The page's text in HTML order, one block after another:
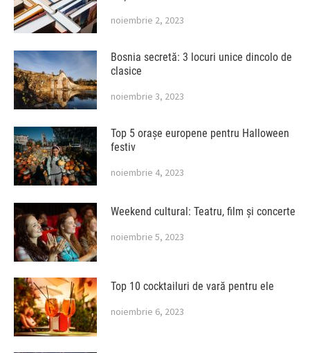
noiembrie 2, 2023
Bosnia secretă: 3 locuri unice dincolo de
clasice
noiembrie 3, 2023
Top 5 orașe europene pentru Halloween
festiv
noiembrie 4, 2023
Weekend cultural: Teatru, film și concerte
noiembrie 5, 2023
Top 10 cocktailuri de vară pentru ele
noiembrie 6, 2023